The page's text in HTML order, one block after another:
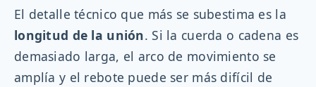
El detalle técnico que más se subestima es la
longitud de la unión. Si la cuerda o cadena es
demasiado larga, el arco de movimiento se
amplía y el rebote puede ser más difícil de